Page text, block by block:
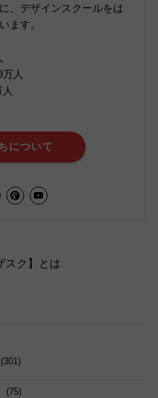
、デザインスクールをは
ます。
人
について
スク】とは
(301)
(75)